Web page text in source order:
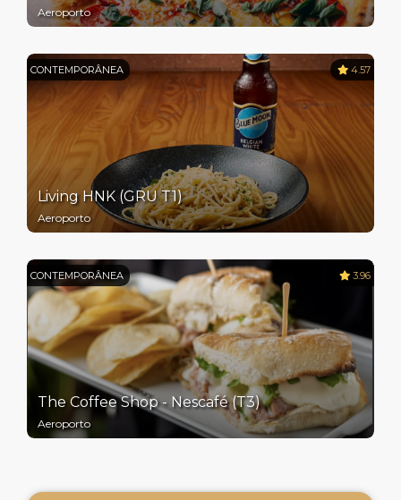
Aeroporto
CONTEMPORÂNEA 4.57
Living HNK (GRU T1)
Aeroporto
CONTEMPORÂNEA 3.96
The Coffee Shop - Nescafé (T3)
Aeroporto